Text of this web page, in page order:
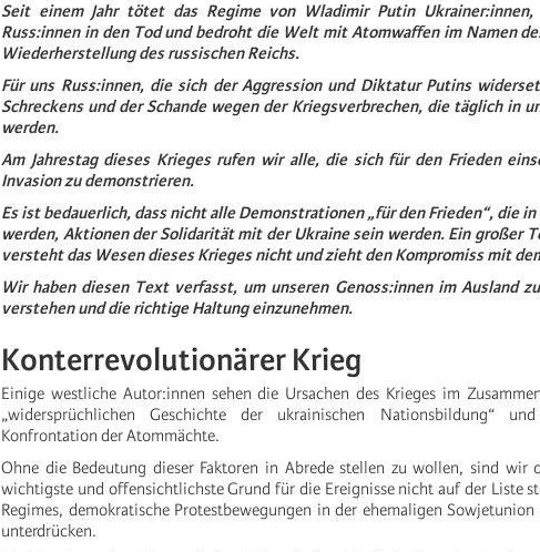
Seit einem Jahr tötet das Regime von Wladimir Putin
Russ:innen in den Tod und bedroht die Welt mit Atomwaffen im Namen
Wiederherstellung des russischen Reichs.
Für uns Russ:innen, die sich der Aggression und Diktatur Putins
Schreckens und der Schande wegen der Kriegsverbrechen, die täglich in
werden.
Am Jahrestag dieses Krieges rufen wir alle, die sich für den Frieden
Invasion zu demonstrieren.
Es ist bedauerlich, dass nicht alle Demonstrationen „für den Frieden“, die
werden, Aktionen der Solidarität mit der Ukraine sein werden. Ein großer
versteht das Wesen dieses Krieges nicht und zieht den Kompromiss mit
Wir haben diesen Text verfasst, um unseren Genoss:innen im Ausland
verstehen und die richtige Haltung einzunehmen.
Konterrevolutionärer Krieg
Einige westliche Autor:innen sehen die Ursachen des Krieges im
„widersprüchlichen Geschichte der ukrainischen Nationsbildung“
Konfrontation der Atommächte.
Ohne die Bedeutung dieser Faktoren in Abrede stellen zu wollen, sind wir
wichtigste und offensichtlichste Grund für die Ereignisse nicht auf der Liste
Regimes, demokratische Protestbewegungen in der ehemaligen
unterdrücken.